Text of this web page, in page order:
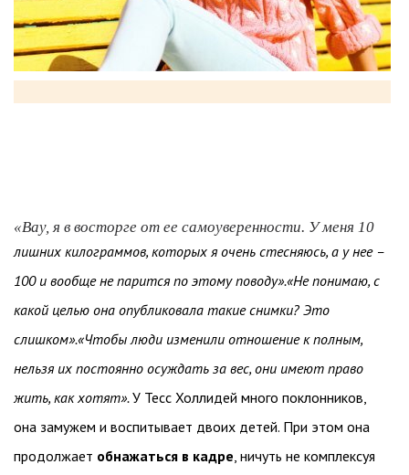
«Вау, я в восторге от ее самоуверенности. У меня 10
лишних килограммов, которых я очень стесняюсь, а у нее –
100 и вообще не парится по этому поводу».«Не понимаю, с
какой целью она опубликовала такие снимки? Это
слишком».«Чтобы люди изменили отношение к полным,
нельзя их постоянно осуждать за вес, они имеют право
жить, как хотят».У Тесс Холлидей много поклонников,
она замужем и воспитывает двоих детей. При этом она
продолжает обнажаться в кадре, ничуть не комплексуя